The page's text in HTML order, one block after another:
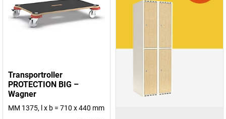
Transportroller
PROTECTION BIG –
Wagner
MM 1375, l x b = 710 x 440 mm